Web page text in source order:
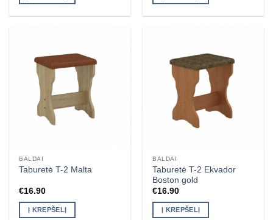
BALDAI
Taburetė T-2 Malta
€16.90
Į KREPŠELĮ
BALDAI
Taburetė T-2 Ekvador
Boston gold
€16.90
Į KREPŠELĮ